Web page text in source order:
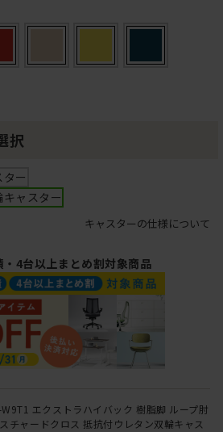
択
ー
ャスター
キャスターの仕様について
4台以上まとめ割対象商品
エクストラハイバック 樹脂脚 ループ肘
チャードクロス 抵抗付ウレタン双輪キャス